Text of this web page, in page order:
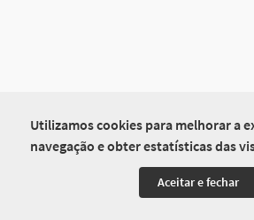
Utilizamos cookies para melhorar a
navegação e obter estatísticas das
Aceitar e fechar